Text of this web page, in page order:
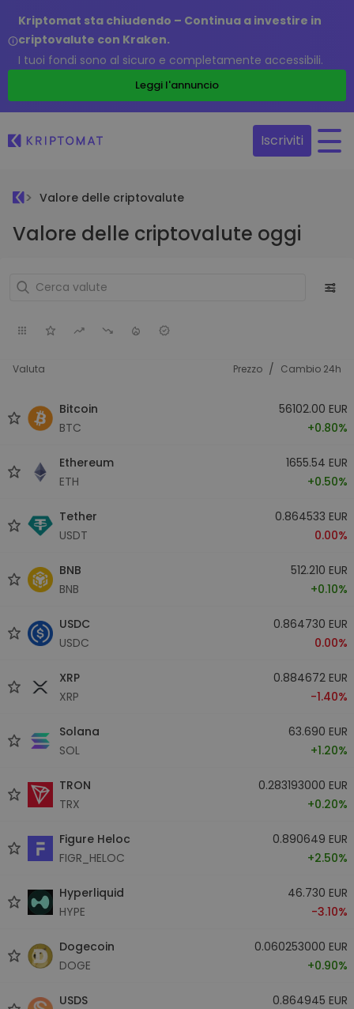
Kriptomat sta chiudendo – Continua a investire in
criptovalute con Kraken.
I tuoi fondi sono al sicuro e completamente accessibili.
Leggi l'annuncio
Iscriviti
Valore delle criptovalute
Valore delle criptovalute oggi
Valuta Prezzo / Cambio 24h
Bitcoin
BTC
56102.00 EUR
+0.80%
Ethereum
ETH
1655.54 EUR
+0.50%
Tether
USDT
0.864533 EUR
0.00%
BNB
BNB
512.210 EUR
+0.10%
USDC
USDC
0.864730 EUR
0.00%
XRP
XRP
0.884672 EUR
-1.40%
Solana
SOL
63.690 EUR
+1.20%
TRON
TRX
0.283193000 EUR
+0.20%
Figure Heloc
FIGR_HELOC
0.890649 EUR
+2.50%
Hyperliquid
HYPE
46.730 EUR
-3.10%
Dogecoin
DOGE
0.060253000 EUR
+0.90%
USDS
0.864945 EUR